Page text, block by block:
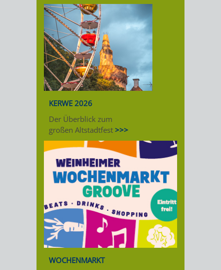
KERWE 2026
Der Überblick zum
großen Altstadtfest >>>
WOCHENMARKT